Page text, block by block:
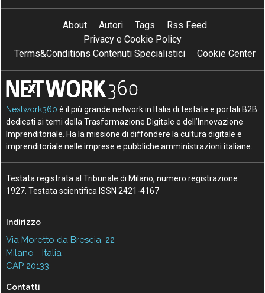
About Autori Tags
Rss Feed
Privacy e Cookie Policy
Terms&Conditions Contenuti Specialistici
Cookie Center
Nextwork360 è il più grande network in Italia di testate e portali B2B
dedicati ai temi della Trasformazione Digitale e dell’Innovazione
Imprenditoriale. Ha la missione di diffondere la cultura digitale e
imprenditoriale nelle imprese e pubbliche amministrazioni italiane.
Testata registrata al Tribunale di Milano, numero registrazione
1927. Testata scientifica ISSN 2421-4167
Indirizzo
Via Moretto da Brescia, 22
Milano - Italia
CAP 20133
Contatti